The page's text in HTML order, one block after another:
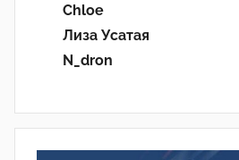
Chloe
Лиза Усатая
N_dron